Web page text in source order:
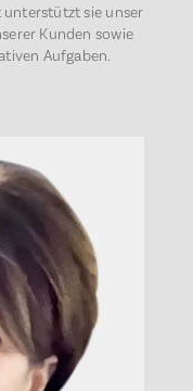
unterstützt sie unser
Kunden sowie
Aufgaben.